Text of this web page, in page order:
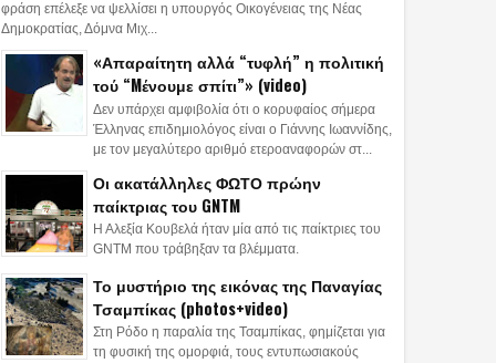
φράση επέλεξε να ψελλίσει η υπουργός Οικογένειας της Νέας
Δημοκρατίας, Δόμνα Μιχ...
«Απαραίτητη αλλά “τυφλή” η πολιτική
τού “Mένουμε σπίτι”» (video)
Δεν υπάρχει αμφιβολία ότι ο κορυφαίος σήμερα
Έλληνας επιδημιολόγος είναι ο Γιάννης Ιωαννίδης,
με τον μεγαλύτερο αριθμό ετεροαναφορών στ...
Οι ακατάλληλες ΦΩΤΟ πρώην
παίκτριας του GNTM
Η Αλεξία Κουβελά ήταν μία από τις παίκτριες του
GNTM που τράβηξαν τα βλέμματα.
Το μυστήριο της εικόνας της Παναγίας
Τσαμπίκας (photos+video)
Στη Ρόδο η παραλία της Τσαμπίκας, φημίζεται για
τη φυσική της ομορφιά, τους εντυπωσιακούς